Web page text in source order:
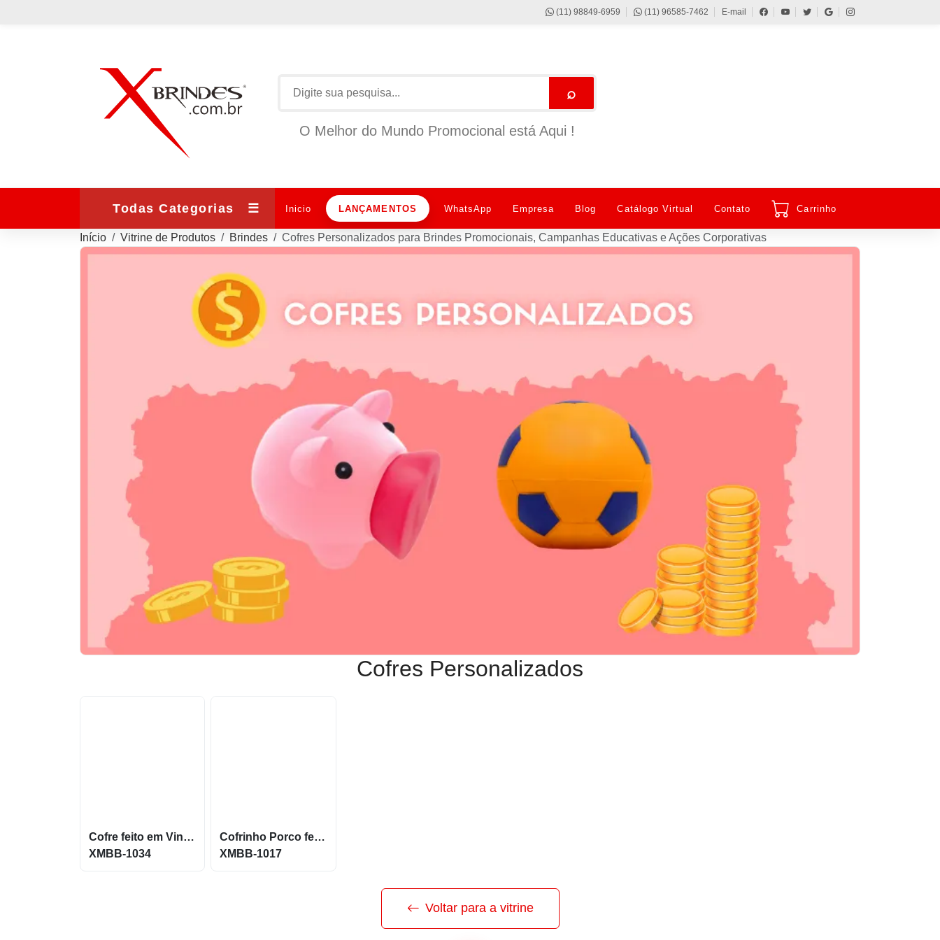
(11) 98849-6959 (11) 96585-7462 E-mail
⌕
O Melhor do Mundo Promocional está Aqui !
Todas Categorias ☰ Inicio LANÇAMENTOS WhatsApp Empresa Blog Catálogo Virtual Contato Carrinho
Início Vitrine de Produtos Brindes Cofres Personalizados para Brindes Promocionais, Campanhas Educativas e Ações Corporativas
Cofres Personalizados
Cofre feito em Vinil Modelo Bola Personalizada XMBB-1034
XMBB-1034
Cofrinho Porco feito em Vinil Personalizado XMBB-1017
XMBB-1017
Voltar para a vitrine